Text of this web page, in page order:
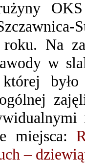
Na
w
miejsca:
–